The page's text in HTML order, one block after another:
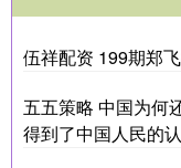
伍祥配资 199期郑
五五策略 中国为何
得到了中国人民的